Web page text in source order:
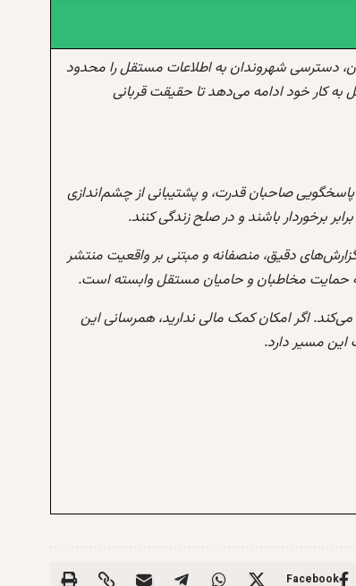
دسترسی شهروندان به اطلاعات مستقل را محدود
کار خود ادامه می‌دهد تا حقیقت قربانی
صاحبان قدرت، و پشتیبانی از چشم‌اندازی
برخوردار باشند و در صلح زندگی کنند.
دقیق، منصفانه و مبتنی بر واقعیت منتشر
حمایت مخاطبان و حامیان مستقل وابسته است.
اگر امکان کمک مالی ندارید، همرسانی این
مسیر دارد.
Facebook